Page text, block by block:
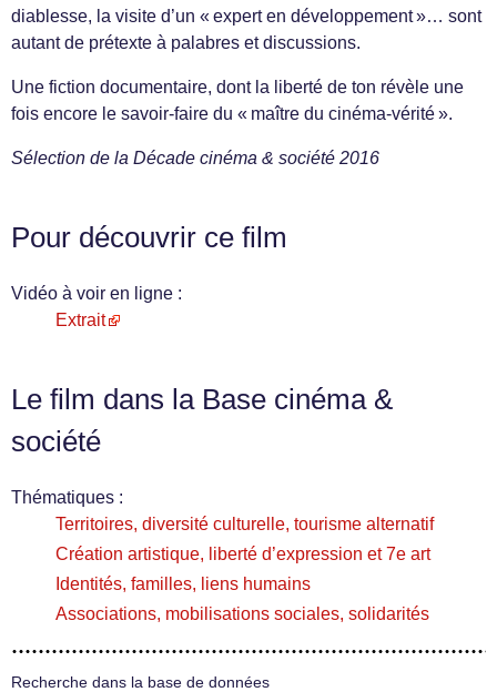
diablesse, la visite d’un « expert en développement »… sont
autant de prétexte à palabres et discussions.
Une fiction documentaire, dont la liberté de ton révèle une
fois encore le savoir-faire du « maître du cinéma-vérité ».
Sélection de la Décade cinéma & société 2016
Pour découvrir ce film
Vidéo à voir en ligne :
Extrait
Le film dans la Base cinéma &
société
Thématiques :
Territoires, diversité culturelle, tourisme alternatif
Création artistique, liberté d’expression et 7e art
Identités, familles, liens humains
Associations, mobilisations sociales, solidarités
Recherche dans la base de données